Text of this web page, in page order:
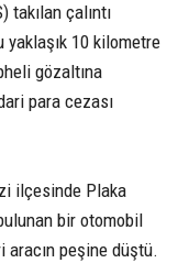
takılan çalıntı
10 kilometre
gözaltına
para cezası
ilçesinde Plaka
bir otomobil
peşine düştü.